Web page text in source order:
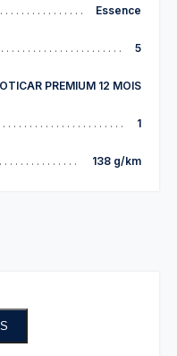
Essence
5
PREMIUM 12 MOIS
1
138 g/km